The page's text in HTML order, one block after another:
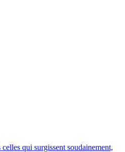
qui surgissent soudainement,